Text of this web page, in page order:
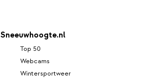
Sneeuwhoogte.nl
Top 50
Webcams
Wintersportweer